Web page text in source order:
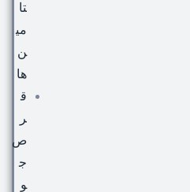
تا
می
ن
ها
ق
ر
ص
ج
و